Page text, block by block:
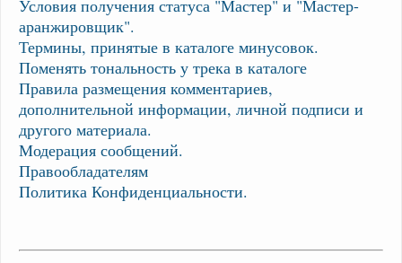
Условия получения статуса "Мастер" и "Мастер-
аранжировщик".
Термины, принятые в каталоге минусовок.
Поменять тональность у трека в каталоге
Правила размещения комментариев,
дополнительной информации, личной подписи и
другого материала.
Модерация сообщений.
Правообладателям
Политика Конфиденциальности.